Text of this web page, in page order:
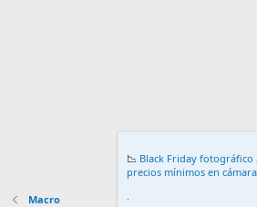
Macro
📉 Black Friday fotográfico
precios mínimos en
.